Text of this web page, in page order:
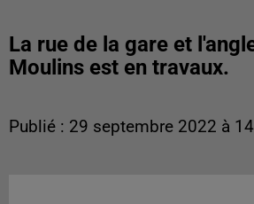
La rue de la gare et
Moulins est en travaux.
Publié : 29 septembre 2022 à